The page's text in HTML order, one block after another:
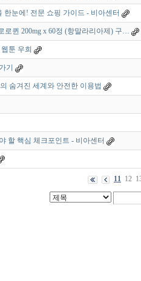
한눈에! 전문 쇼핑 가이드 - 비아센터
로퀸 200mg x 60정 (항말라리아제) 구…
툰 우희
기
숨겨진 세계와 안전한 이용법
할 핵심 체크포인트 - 비아센터
11 12